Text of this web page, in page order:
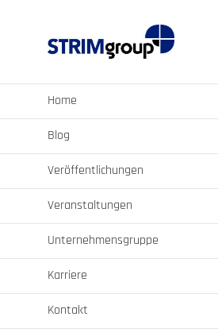
Home
Blog
Veröffentlichungen
Veranstaltungen
Unternehmensgruppe
Karriere
Kontakt